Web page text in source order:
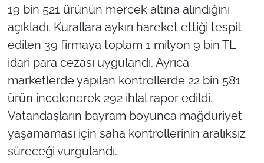
19 bin 521 ürünün mercek altına alındığını
açıkladı. Kurallara aykırı hareket ettiği tespit
edilen 39 firmaya toplam 1 milyon 9 bin TL
idari para cezası uygulandı. Ayrıca
marketlerde yapılan kontrollerde 22 bin 581
ürün incelenerek 292 ihlal rapor edildi.
Vatandaşların bayram boyunca mağduriyet
yaşamaması için saha kontrollerinin aralıksız
süreceği vurgulandı.